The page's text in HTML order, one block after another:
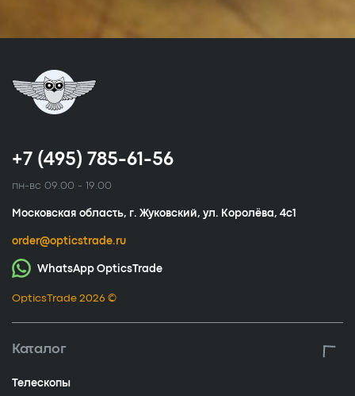
+7 (495) 785-61-56
пн-вс 09.00 - 19.00
Московская область, г. Жуковский, ул. Королёва, 4с1
order@opticstrade.ru
WhatsApp OpticsTrade
OpticsTrade 2026 ©
Каталог
Телескопы